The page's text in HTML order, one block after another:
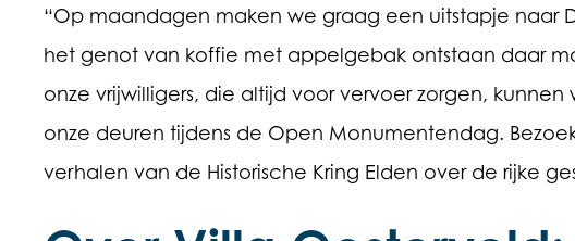
“Op maandagen maken we graag een uitstapje naar
het genot van koffie met appelgebak ontstaan daar
onze vrijwilligers, die altijd voor vervoer zorgen,
onze deuren tijdens de Open Monumentendag.
verhalen van de Historische Kring Elden over de rijke